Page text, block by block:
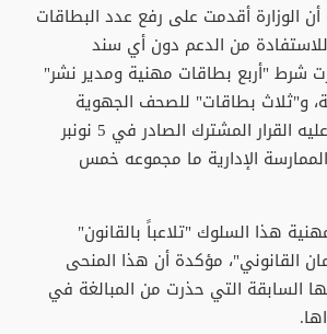
أن الوزارة أقدمت على رفع عدد البطاقات
من الدعم دون أي سند
شرط "أربع بطاقات مهنية ومدير نشر"
و"ثلاث بطاقات" للصحف الجهوية
الورقية -كما ينص عليه القرار المشترك الصادر في 5 نونبر
الممارسة الإدارية ما مجموعه خمس
هذا السلوك "تلاعباً بالقانون"
القانوني"، مؤكدة أن هذا المنحى
السابقة التي حذرت من المبالغة في